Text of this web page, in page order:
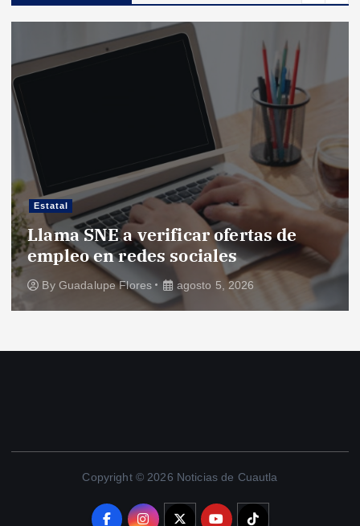
Estatal
Llama SNE a verificar ofertas de
empleo en redes sociales
By Guadalupe Flores agosto 5, 2026
Copyright © 2026 Noticias de Cuautla